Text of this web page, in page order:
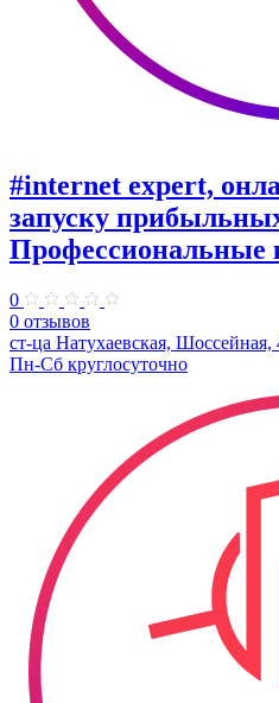
#internet expert,
запуску
Профессиональные
0
0 отзывов
ст-ца Натухаевская, Шоссейная,
Пн-Сб круглосуточно